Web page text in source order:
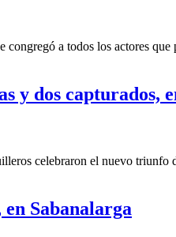
a todos los actores
y dos capturados,
celebraron el nuevo triunfo
Sabanalarga